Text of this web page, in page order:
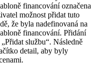
financování označena
možnost přidat tuto
že byla nadefinovaná na
financování. Přidání
službu“. Následně
detail, aby byly